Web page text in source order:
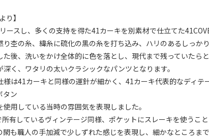
り】
ースし、多くの支持を得た41カーキを別素材で仕立てた
り杢の糸、緯糸に硫化の黒の糸を打ち込み、ハリのあるしっか
た後、洗いをかけ全体的に色を落とし、現代まで残っていた
深く、ワタリの太いクラシックなパンツとなります。
様は41カーキと同様の運針が細かく、41カーキ代表的なディ
タン
使用している当時の雰囲気を表現しました。
有しているヴィンテージ同様、ポケットにスレーキを使うこ
閖も職人の手加減で少しずれた感じを表現し、細かなところま